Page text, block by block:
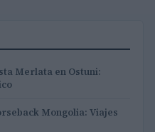
Merlata en Ostuni:
Mongolia: Viajes